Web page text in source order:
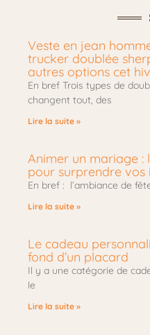
Veste en jean
trucker doublée
autres options cet
En bref Trois types de
changent tout, des
Lire la suite »
Animer un mariage :
pour surprendre vos
En bref : l’ambiance de
Lire la suite »
Le cadeau
fond d’un placard
Il y a une catégorie de
le
Lire la suite »